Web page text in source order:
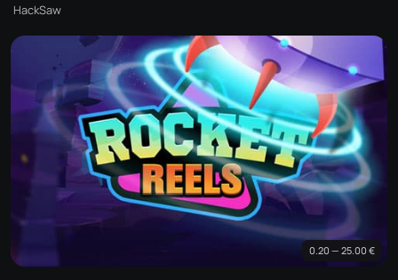
HackSaw
0.20 — 25.00 €